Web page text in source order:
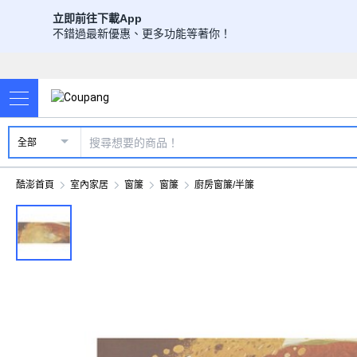
立即前往下載App
不錯過最新優惠、更多功能等著你！
全部
酷澎首頁 室內家居 窗簾 窗簾 廚房窗簾/半簾